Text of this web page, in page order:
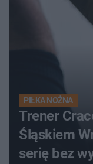
PIŁKA NOŻNA
Trener
Śląskiem
serię bez